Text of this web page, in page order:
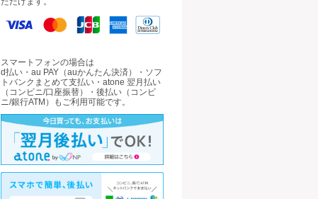
スマートフォンの場合は
d払い・au PAY（auかんたん決済）・ソフ
トバンクまとめて支払い・atone 翌月払い
（コンビニ/口座振替）・後払い（コンビ
ニ/銀行ATM）もご利用可能です。